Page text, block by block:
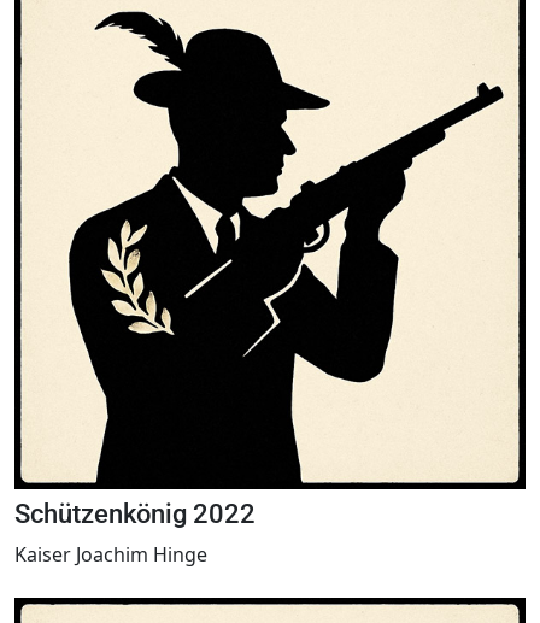
Schützenkönig 2022
Kaiser Joachim Hinge